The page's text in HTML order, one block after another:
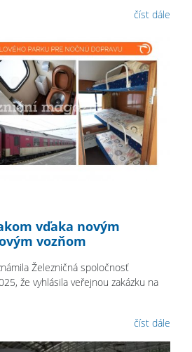
číst dále
vďaka novým
vozňom
Železničná spoločnosť
že vyhlásila veřejnou zakázku na
číst dále